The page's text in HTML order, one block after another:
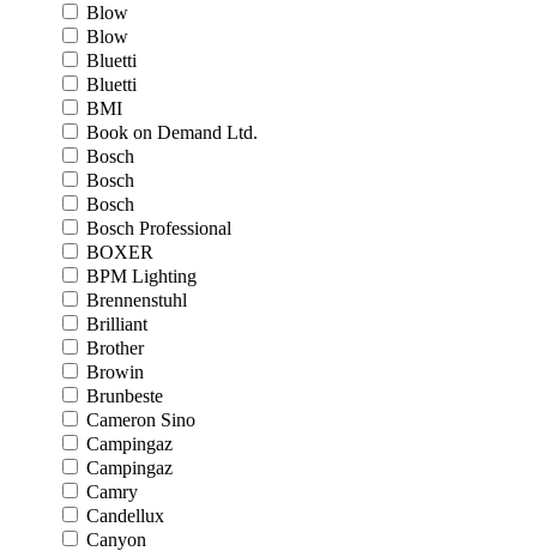
Blow
Blow
Bluetti
Bluetti
BMI
Book on Demand Ltd.
Bosch
Bosch
Bosch
Bosch Professional
BOXER
BPM Lighting
Brennenstuhl
Brilliant
Brother
Browin
Brunbeste
Cameron Sino
Campingaz
Campingaz
Camry
Candellux
Canyon